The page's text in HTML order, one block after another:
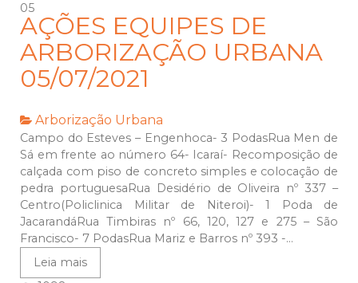
05
AÇÕES EQUIPES DE
ARBORIZAÇÃO URBANA
05/07/2021
Arborização Urbana
Campo do Esteves – Engenhoca- 3 PodasRua Men de
Sá em frente ao número 64- Icaraí- Recomposição de
calçada com piso de concreto simples e colocação de
pedra portuguesaRua Desidério de Oliveira nº 337 –
Centro(Policlinica Militar de Niteroi)- 1 Poda de
JacarandáRua Timbiras nº 66, 120, 127 e 275 – São
Francisco- 7 PodasRua Mariz e Barros nº 393 -...
Leia mais